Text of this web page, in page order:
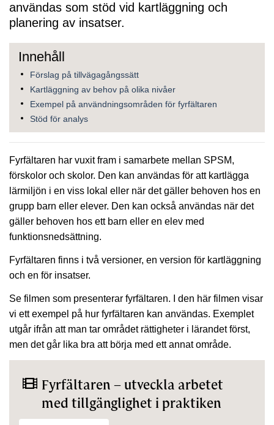
användas som stöd vid kartläggning och
planering av insatser.
Förslag på tillvägagångssätt
Kartläggning av behov på olika nivåer
Exempel på användningsområden för fyrfältaren
Stöd för analys
Fyrfältaren har vuxit fram i samarbete mellan SPSM,
förskolor och skolor. Den kan användas för att kartlägga
lärmiljön i en viss lokal eller när det gäller behoven hos en
grupp barn eller elever. Den kan också användas när det
gäller behoven hos ett barn eller en elev med
funktionsnedsättning.
Fyrfältaren finns i två versioner, en version för kartläggning
och en för insatser.
Se filmen som presenterar fyrfältaren. I den här filmen visar
vi ett exempel på hur fyrfältaren kan användas. Exemplet
utgår ifrån att man tar området rättigheter i lärandet först,
men det går lika bra att börja med ett annat område.
Fyrfältaren – utveckla arbetet
med tillgänglighet i praktiken